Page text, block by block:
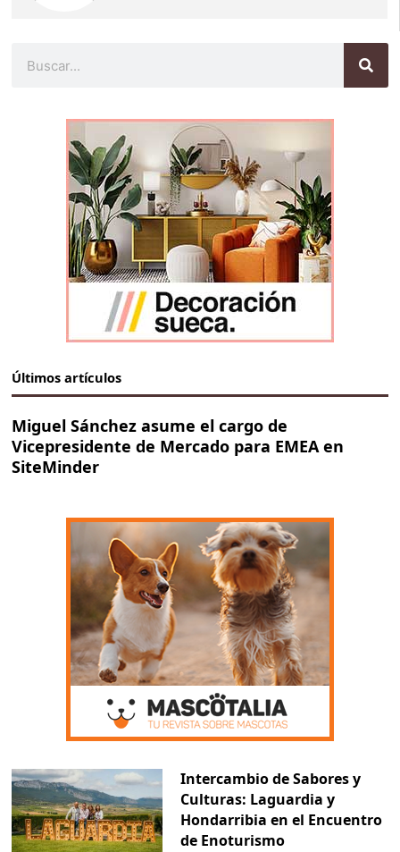
Últimos artículos
Miguel Sánchez asume el cargo de
Vicepresidente de Mercado para EMEA en
SiteMinder
Intercambio de Sabores y
Culturas: Laguardia y
Hondarribia en el Encuentro
de Enoturismo